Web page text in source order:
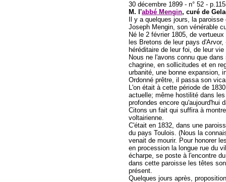
30 décembre 1899 - n° 52 -
M. l'abbé Mengin, curé de
Il y a quelques jours, la
Joseph Mengin, son vénérable
Né le 2 février 1805, de
les Bretons de leur pays
héréditaire de leur foi, de leur
Nous ne l'avons connu que
chagrine, en sollicitudes et en
urbanité, une bonne expansion,
Ordonné prêtre, il passa son
L'on était à cette période de
actuelle; même hostilité dans
profondes encore qu'aujourd'hui
Citons un fait qui suffira à
voltairienne.
C'était en 1832, dans une
du pays Toulois. (Nous la
venait de mourir. Pour honorer
en procession la longue rue du
écharpe, se poste à l'encontre
dans cette paroisse les têtes
présent.
Quelques jours après,